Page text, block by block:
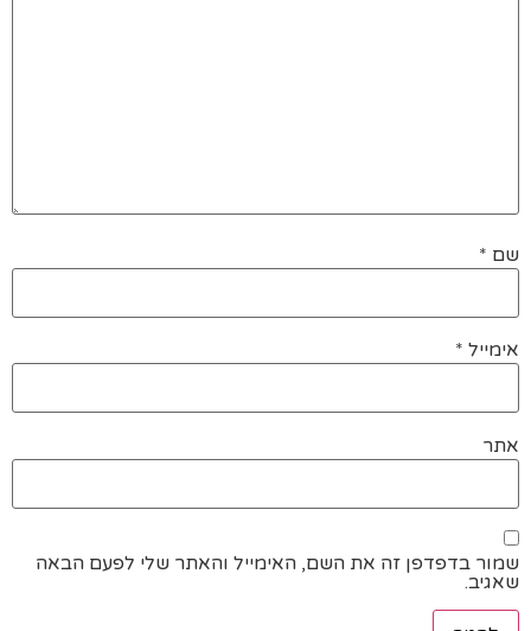
שם *
אימייל *
אתר
שמור בדפדפן זה את השם, האימייל והאתר שלי לפעם הבאה
שאגיב.